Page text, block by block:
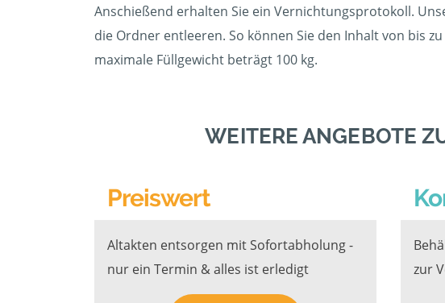
Anschießend erhalten Sie ein Vernichtungsprotokoll.
die Ordner entleeren. So können Sie den Inhalt von bis
maximale Füllgewicht beträgt 100 kg.
WEITERE ANGEBOTE
Preiswert
Altakten entsorgen mit Sofortabholung -
nur ein Termin & alles ist erledigt
zur